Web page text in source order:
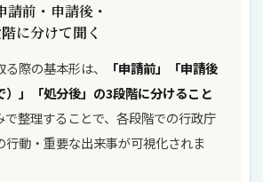
請前・申請後・
に分けて聞く
際の基本形は、
「申請前」「申請後
）」「処分後」の3段階に分けること
で整理することで、各段階での行政庁
行動・重要な出来事が可視化されま